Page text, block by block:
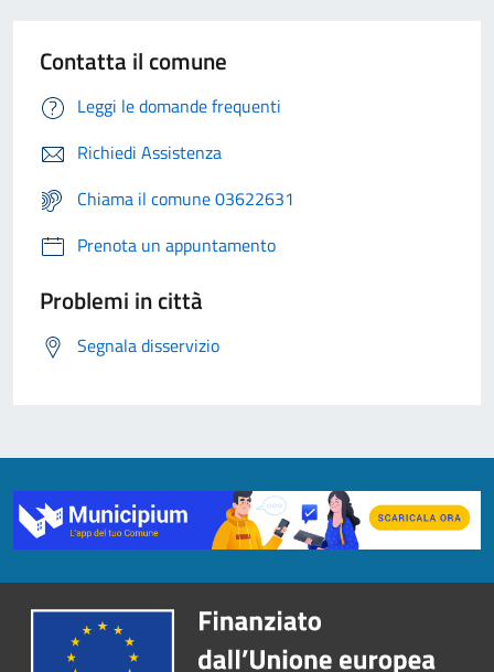
Contatta il comune
Leggi le domande frequenti
Richiedi Assistenza
Chiama il comune 03622631
Prenota un appuntamento
Problemi in città
Segnala disservizio